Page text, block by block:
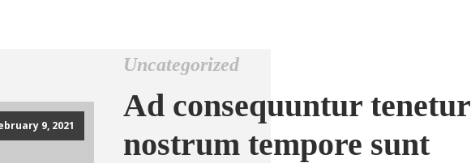
9, 2021
Uncategorized
Ad consequuntur tenetur
nostrum tempore sunt